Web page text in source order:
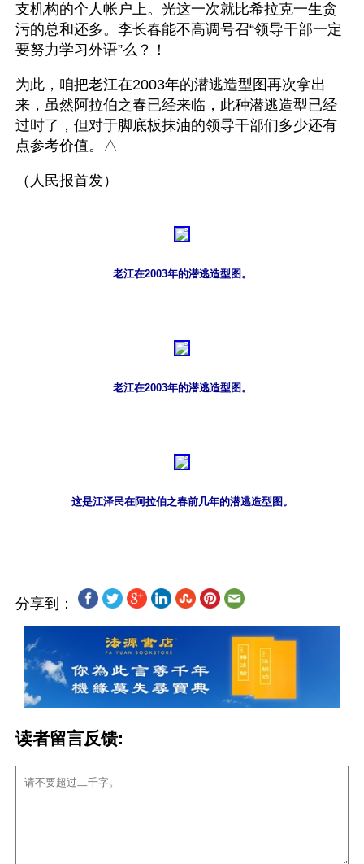
支机构的个人帐户上。光这一次就比希拉克一生贪
污的总和还多。李长春能不高调号召“领导干部一定
要努力学习外语”么？！
为此，咱把老江在2003年的潜逃造型图再次拿出
来，虽然阿拉伯之春已经来临，此种潜逃造型已经
过时了，但对于脚底板抹油的领导干部们多少还有
点参考价值。△
（人民报首发）
老江在2003年的潜逃造型图。
老江在2003年的潜逃造型图。
这是江泽民在阿拉伯之春前几年的潜逃造型图。
分享到：
读者留言反馈: